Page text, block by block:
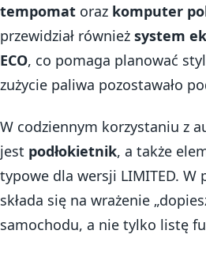
tempomat oraz komputer
przewidział również system
ECO, co pomaga planować
zużycie paliwa pozostawało
W codziennym korzystaniu z
jest podłokietnik, a także
typowe dla wersji LIMITED. W
składa się na wrażenie
samochodu, a nie tylko listę